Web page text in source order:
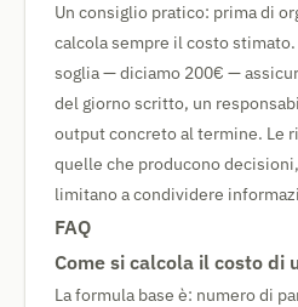
Un consiglio pratico: prima di
calcola sempre il costo
soglia — diciamo 200€ —
del giorno scritto, un
output concreto al termine. Le
quelle che producono
limitano a condividere
FAQ
Come si calcola il costo di
La formula base è: numero di